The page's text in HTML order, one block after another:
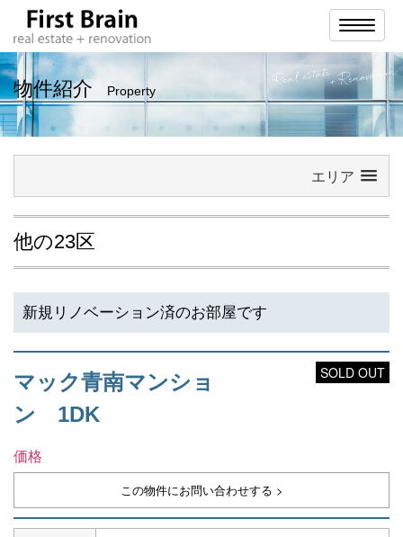
ナ
ビ
ゲ
シ
ョ
ン
物件紹介 Property
エリア
他の23区
新規リノベーション済のお部屋です
マック青南マンショ
ン 1DK
SOLD OUT
価格
この物件にお問い合わせする >